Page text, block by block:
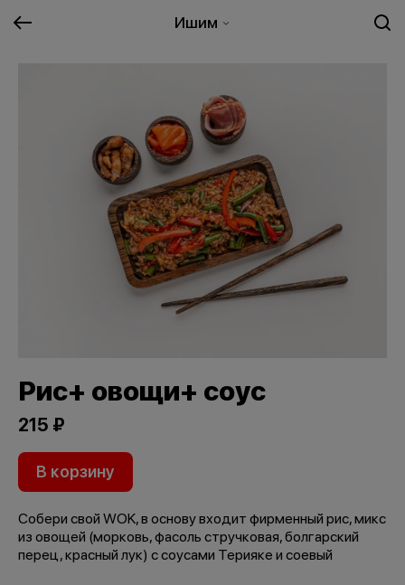
Ишим
Рис+ овощи+ соус
215 ₽
В корзину
Собери свой WOK, в основу входит фирменный рис, микс
из овощей (морковь, фасоль стручковая, болгарский
перец, красный лук) с соусами Терияке и соевый